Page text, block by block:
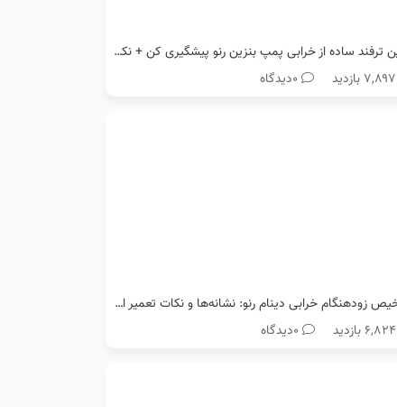
با این ترفند ساده از خرابی پمپ بنزین رنو پیشگیری کن + نکات طلایی
۷,۸۹۷ بازدید
0دیدگاه
تشخیص زودهنگام خرابی دینام رنو: نشانه‌ها و نکات تعمیر ارزان
۶,۸۲۴ بازدید
0دیدگاه